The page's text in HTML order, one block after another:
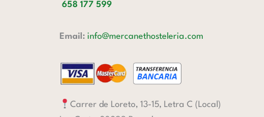
658 177 599
Email: info@mercanethosteleria.com
Carrer de Loreto, 13-15, Letra C (Local)